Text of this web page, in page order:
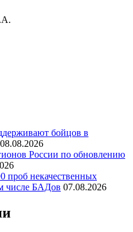
бойцов в
08.08.2026
России по обновлению
проб некачественных
числе БАДов 07.08.2026